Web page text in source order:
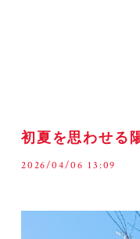
初夏を思わせる
2026/04/06 13:09